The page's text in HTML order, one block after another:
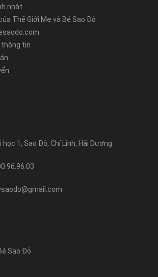
nhật
Thế Giới Mẹ và Bé Sao Đỏ
tin
1, Sao Đỏ, Chí Linh, Hải Dương
Sao Đỏ